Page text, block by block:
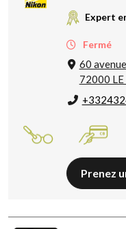
Expert
Fermé
60
72000 LE
Prenez